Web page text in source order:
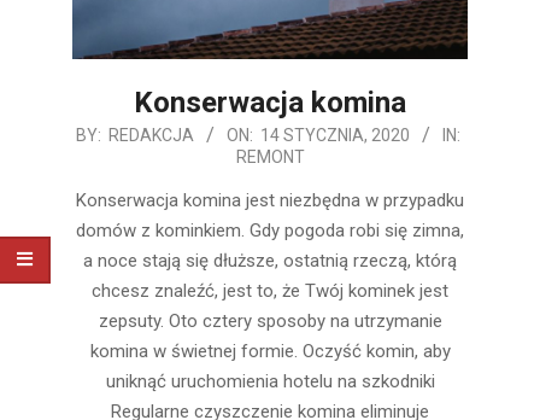
Konserwacja komina
2020-
14
BY: REDAKCJA ON: 14 STYCZNIA, 2020
IN:
REMONT
Konserwacja komina jest niezbędna w przypadku
domów z kominkiem. Gdy pogoda robi się zimna,
a noce stają się dłuższe, ostatnią rzeczą, którą
chcesz znaleźć, jest to, że Twój kominek jest
zepsuty. Oto cztery sposoby na utrzymanie
komina w świetnej formie. Oczyść komin, aby
uniknąć uruchomienia hotelu na szkodniki
Regularne czyszczenie komina eliminuje